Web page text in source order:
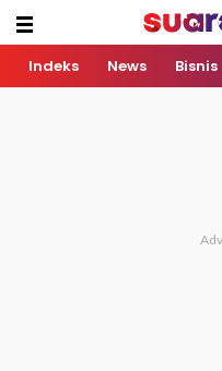
Indeks News Bisnis